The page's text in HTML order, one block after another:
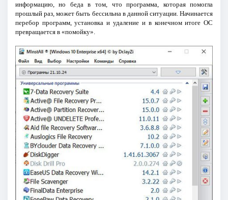
информацию, но беда в том, что программа, которая помогла
прошлый раз, может быть бессильна в данной ситуации. Начинается
перебор программ, установка и удаление и в конечном итоге ОС
превращается в «помойку».